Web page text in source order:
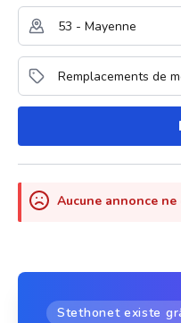
Aucune annonce
Stethonet existe